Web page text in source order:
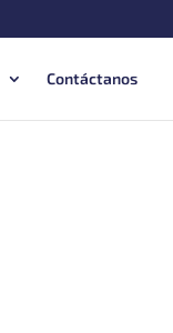
Contáctanos